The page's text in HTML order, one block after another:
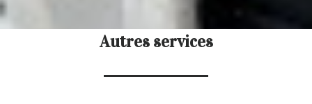
Autres services